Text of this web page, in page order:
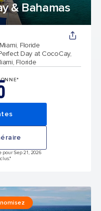
& Bahamas
Miami, Floride
Day at CocoCay,
Floride
pour Sep 21, 2026